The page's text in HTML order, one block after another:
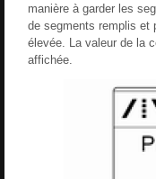
manière à garder les
de segments remplis et
élevée. La valeur de la
affichée.